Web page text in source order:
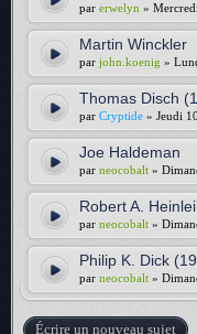
par erwelyn »
Martin Winckler
par john.koenig »
Thomas Disch
par Cryptide » Jeudi
Joe Haldeman
par neocobalt »
Robert A.
par neocobalt »
Philip K. Dick
par neocobalt »
Écrire un nouveau sujet